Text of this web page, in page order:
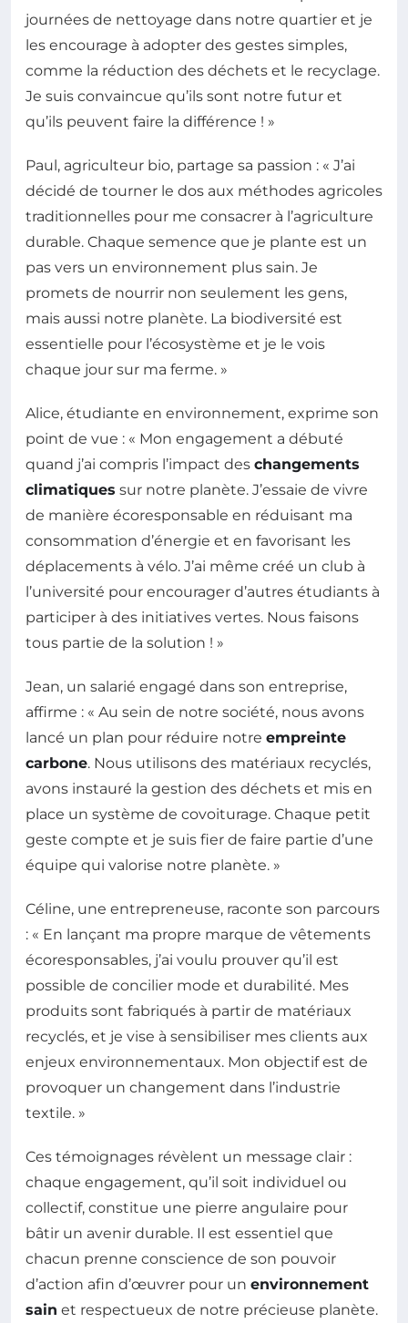
journées de nettoyage dans notre quartier et je
les encourage à adopter des gestes simples,
comme la réduction des déchets et le recyclage.
Je suis convaincue qu’ils sont notre futur et
qu’ils peuvent faire la différence ! »
Paul, agriculteur bio, partage sa passion : « J’ai
décidé de tourner le dos aux méthodes agricoles
traditionnelles pour me consacrer à l’agriculture
durable. Chaque semence que je plante est un
pas vers un environnement plus sain. Je
promets de nourrir non seulement les gens,
mais aussi notre planète. La biodiversité est
essentielle pour l’écosystème et je le vois
chaque jour sur ma ferme. »
Alice, étudiante en environnement, exprime son
point de vue : « Mon engagement a débuté
quand j’ai compris l’impact des changements
climatiques sur notre planète. J’essaie de vivre
de manière écoresponsable en réduisant ma
consommation d’énergie et en favorisant les
déplacements à vélo. J’ai même créé un club à
l’université pour encourager d’autres étudiants à
participer à des initiatives vertes. Nous faisons
tous partie de la solution ! »
Jean, un salarié engagé dans son entreprise,
affirme : « Au sein de notre société, nous avons
lancé un plan pour réduire notre empreinte
carbone. Nous utilisons des matériaux recyclés,
avons instauré la gestion des déchets et mis en
place un système de covoiturage. Chaque petit
geste compte et je suis fier de faire partie d’une
équipe qui valorise notre planète. »
Céline, une entrepreneuse, raconte son parcours
: « En lançant ma propre marque de vêtements
écoresponsables, j’ai voulu prouver qu’il est
possible de concilier mode et durabilité. Mes
produits sont fabriqués à partir de matériaux
recyclés, et je vise à sensibiliser mes clients aux
enjeux environnementaux. Mon objectif est de
provoquer un changement dans l’industrie
textile. »
Ces témoignages révèlent un message clair :
chaque engagement, qu’il soit individuel ou
collectif, constitue une pierre angulaire pour
bâtir un avenir durable. Il est essentiel que
chacun prenne conscience de son pouvoir
d’action afin d’œuvrer pour un environnement
sain et respectueux de notre précieuse planète.